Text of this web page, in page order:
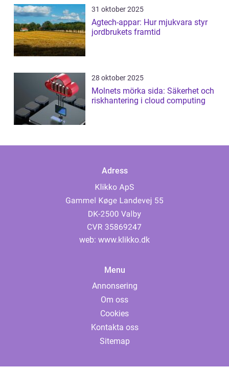
31 oktober 2025
Agtech-appar: Hur mjukvara styr
jordbrukets framtid
28 oktober 2025
Molnets mörka sida: Säkerhet och
riskhantering i cloud computing
Adress
web: www.klikko.dk
Menu
Annonsering
Om oss
Cookies
Kontakta oss
Sitemap